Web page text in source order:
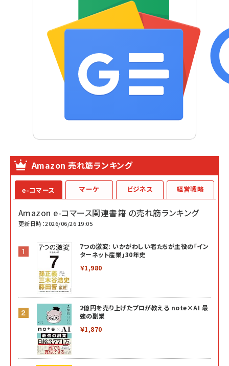
Amazon 売れ筋ランキング
e-コマース
Amazon e-コマース関連書籍 の売れ筋ランキング
更新日時：2026/06/26 19:05
7つの激変: いかがわしい者たちが主役の「イン
ターネット産業」30年史
￥1,980
2億円を売り上げたプロが教える note×AI 最
強の副業
￥1,870
マーケ ビジネス 経営戦略